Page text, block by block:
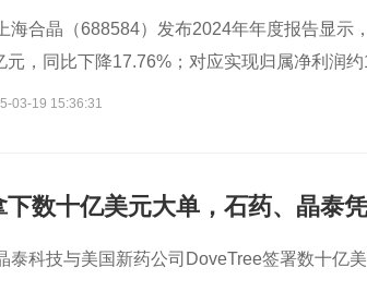
海合晶（688584）发布2024年年度报告显示
元，同比下降17.76%；对应实现归属净利润
03-19 15:36:31
数十亿美元大单，石药、晶泰
泰科技与美国新药公司DoveTree签署数十亿美